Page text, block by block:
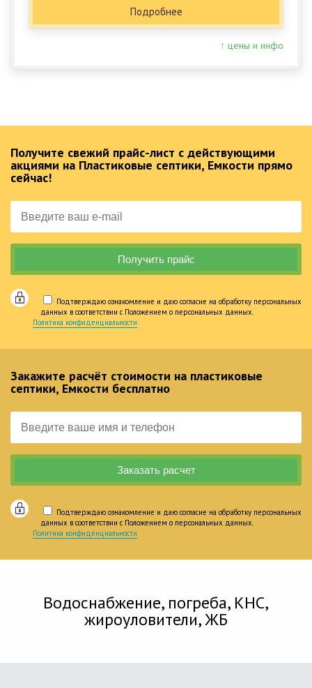
Подробнее
↑ цены и инфо
Получите свежий прайс-лист с действующими
акциями на Пластиковые септики, Емкости прямо
сейчас!
Подтверждаю ознакомление и даю согласие на обработку персональных
данных в соответствии с Положением о персональных данных.
Политика конфиденциальности
Закажите расчёт стоимости на пластиковые
септики, Емкости бесплатно
Подтверждаю ознакомление и даю согласие на обработку персональных
данных в соответствии с Положением о персональных данных.
Политика конфиденциальности
Водоснабжение, погреба, КНС,
жироуловители, ЖБ